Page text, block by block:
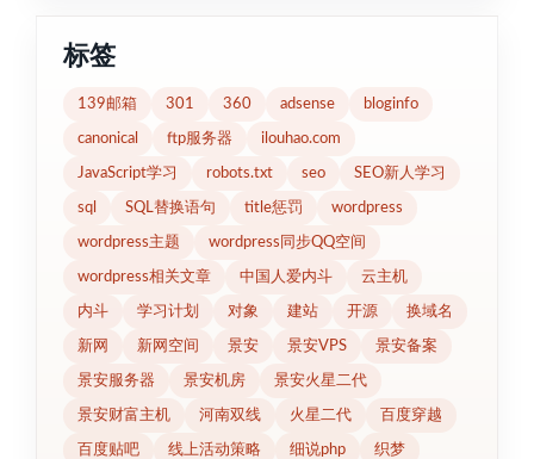
标签
139邮箱 301 360 adsense bloginfo
canonical ftp服务器 ilouhao.com
JavaScript学习 robots.txt seo SEO新人学习
sql SQL替换语句 title惩罚 wordpress
wordpress主题 wordpress同步QQ空间
wordpress相关文章 中国人爱内斗 云主机
内斗 学习计划 对象 建站 开源 换域名
新网 新网空间 景安 景安VPS 景安备案
景安服务器 景安机房 景安火星二代
景安财富主机 河南双线 火星二代 百度穿越
百度贴吧 线上活动策略 细说php 织梦